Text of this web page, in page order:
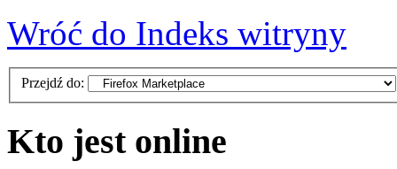
Wróć do Indeks witryny
Przejdź do:
Kto jest online